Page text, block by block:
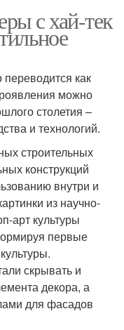
с хай-тек
как
можно
столетия –
и технологий.
строительных
конструкций
внутри и
из научно-
арт культуры
первые
скрывать и
декора, а
для фасадов